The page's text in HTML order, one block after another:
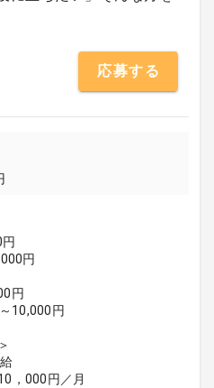
応募する
円
円
10,000円
，000円／月